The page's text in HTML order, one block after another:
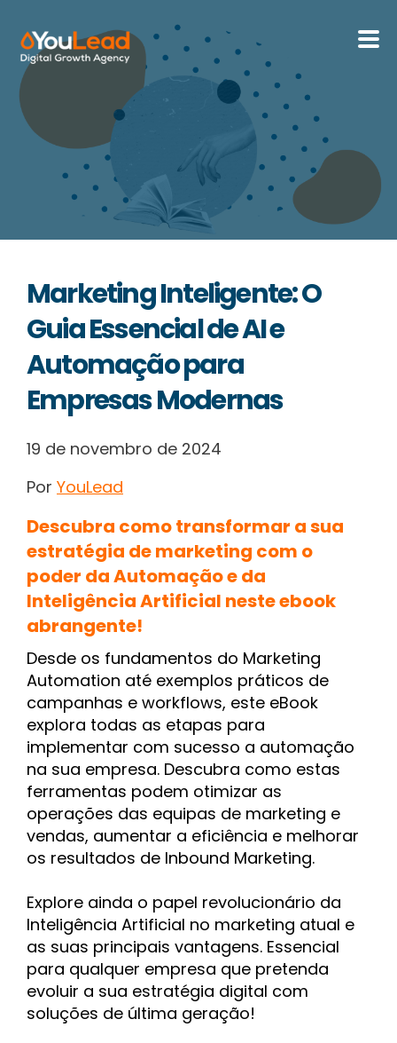
Sobre Nós
Serviços
HubSpot
Contactos
Marketing Inteligente: O
Guia Essencial de AI e
Automação para
Empresas Modernas
19 de novembro de 2024
Por YouLead
Descubra como transformar a sua
estratégia de marketing com o
poder da Automação e da
Inteligência Artificial neste ebook
abrangente!
Desde os fundamentos do Marketing
Automation até exemplos práticos de
campanhas e workflows, este eBook
explora todas as etapas para
implementar com sucesso a automação
na sua empresa. Descubra como estas
ferramentas podem otimizar as
operações das equipas de marketing e
vendas, aumentar a eficiência e melhorar
os resultados de Inbound Marketing.
Explore ainda o papel revolucionário da
Inteligência Artificial no marketing atual e
as suas principais vantagens. Essencial
para qualquer empresa que pretenda
evoluir a sua estratégia digital com
soluções de última geração!